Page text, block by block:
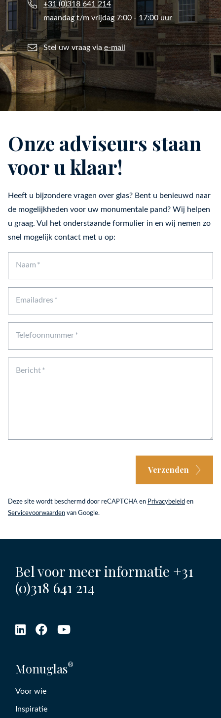
+31 (0)318 641 214
maandag t/m vrijdag 7:00 - 17:00 uur
Stel uw vraag viae-mail
Onze adviseurs staan
voor u klaar!
Heeft u bijzondere vragen over glas? Bent u benieuwd naar
de mogelijkheden voor uw monumentale pand? Wij helpen
u graag. Vul het onderstaande formulier in en wij nemen zo
snel mogelijk contact met u op:
Naam
Emailadres
Telefoonnummer
Bericht
Verzenden
Deze site wordt beschermd door reCAPTCHA en Privacybeleid en
Servicevoorwaardenvan Google.
Bel voor meer informatie +31
(0)318 641 214
Monuglas®
Voor wie
Inspiratie